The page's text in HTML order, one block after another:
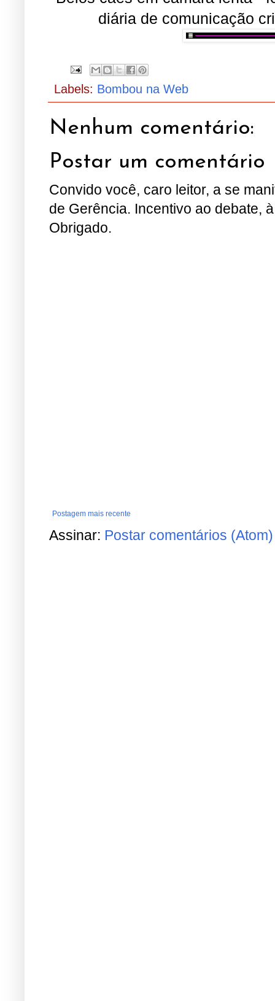
diária de comunicação
Labels: Bombou na Web
Nenhum comentário:
Postar um comentário
Convido você, caro leitor, a se
de Gerência. Incentivo ao debate,
Obrigado.
Postagem mais recente
Assinar: Postar comentários (Atom)